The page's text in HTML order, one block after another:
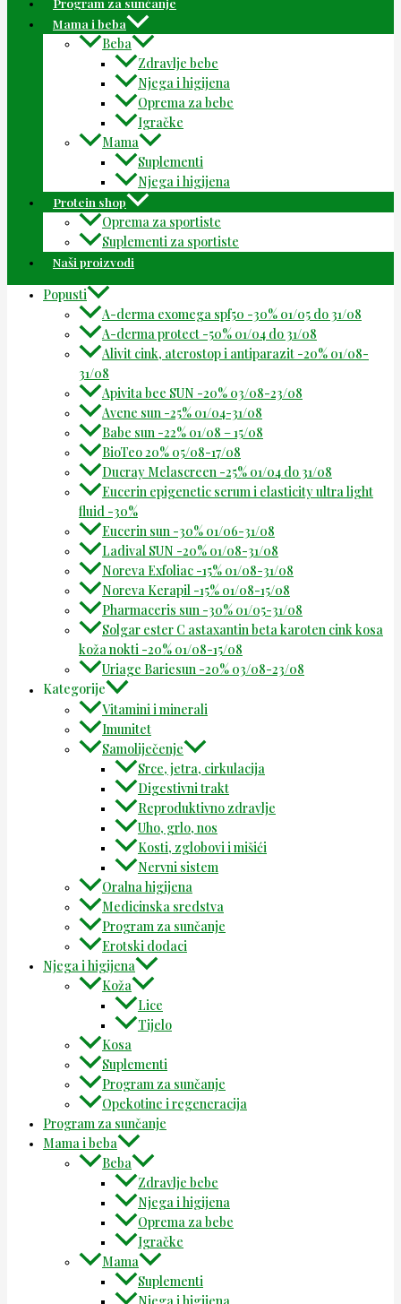
Mama i beba
Beba
Zdravlje bebe
Njega i higijena
Oprema za bebe
Igračke
Mama
Suplementi
Njega i higijena
Protein shop
Oprema za sportiste
Suplementi za sportiste
Naši proizvodi
Popusti
A-derma exomega spf50 -30% 01/05 do 31/08
A-derma protect -50% 01/04 do 31/08
Alivit cink, aterostop i antiparazit -20% 01/08-
31/08
Apivita bee SUN -20% 03/08-23/08
Avene sun -25% 01/04-31/08
Babe sun -22% 01/08 – 15/08
BioTeo 20% 05/08-17/08
Ducray Melascreen -25% 01/04 do 31/08
Eucerin epigenetic serum i elasticity ultra light
fluid -30%
Eucerin sun -30% 01/06-31/08
Ladival SUN -20% 01/08-31/08
Noreva Exfoliac -15% 01/08-31/08
Noreva Kerapil -15% 01/08-15/08
Pharmaceris sun -30% 01/05-31/08
Solgar ester C astaxantin beta karoten cink kosa
koža nokti -20% 01/08-15/08
Uriage Bariesun -20% 03/08-23/08
Kategorije
Vitamini i minerali
Imunitet
Samoliječenje
Srce, jetra, cirkulacija
Digestivni trakt
Reproduktivno zdravlje
Uho, grlo, nos
Kosti, zglobovi i mišići
Nervni sistem
Oralna higijena
Medicinska sredstva
Program za sunčanje
Erotski dodaci
Njega i higijena
Koža
Lice
Tijelo
Kosa
Suplementi
Program za sunčanje
Opekotine i regeneracija
Program za sunčanje
Mama i beba
Beba
Zdravlje bebe
Njega i higijena
Oprema za bebe
Igračke
Mama
Suplementi